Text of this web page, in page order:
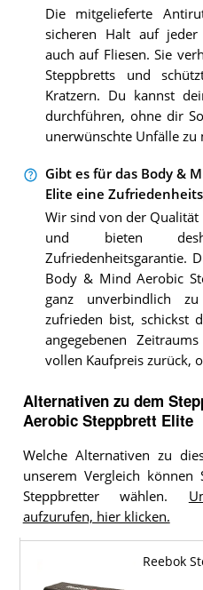
Die mitgelieferte
sicheren Halt auf
auch auf Fliesen. Sie
Steppbretts und
Kratzern. Du kannst
durchführen, ohne dir
unerwünschte Unfälle zu
Gibt es für das Body &
Elite eine
Wir sind von der
und bieten
Zufriedenheitsgarantie.
Body & Mind Aerobic
ganz unverbindlich
zufrieden bist, schickst
angegebenen
vollen Kaufpreis zurück,
Alternativen zu dem
Aerobic Steppbrett Elite
Welche Alternativen zu
unserem Vergleich
Steppbretter wählen.
aufzurufen, hier klicken.
Reebok